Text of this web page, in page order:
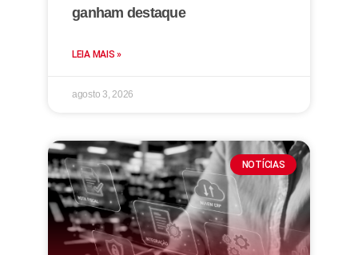
ganham destaque
LEIA MAIS »
agosto 3, 2026
NOTÍCIAS